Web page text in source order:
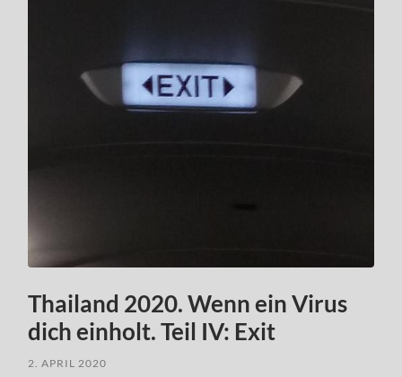
Thailand 2020. Wenn ein Virus
dich einholt. Teil IV: Exit
2. APRIL 2020